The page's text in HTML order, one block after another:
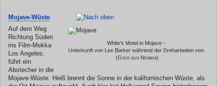
Mojave-Wüste
White's Motel in Mojave -
Unterkunft von Lex Barker während der Dreharbeiten von
(Gold aus Nevada)
Auf dem Weg
Richtung Süden
ins Film-Mekka
Los Angeles,
führt ein
Abstecher in die
Mojave-Wüste. Heiß brennt die Sonne in der kalifornischen Wüste, als